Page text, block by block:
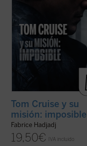
Tom Cruise y su
misión: imposible
Fabrice Hadjadj
19,50€ IVA incluido